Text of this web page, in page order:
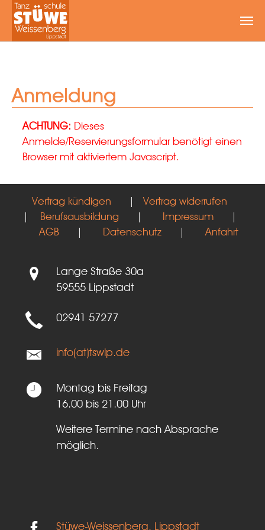
Anmeldung
ACHTUNG: Dieses
Anmelde/Reservierungsformular benötigt einen
Browser mit aktiviertem Javascript.
Vertrag kündigen |Vertrag widerrufen
| Berufsausbildung | Impressum|
AGB| Datenschutz| Anfahrt
Lange Straße 30a
59555 Lippstadt
02941 57277
info(at)tswlp.de
Montag bis Freitag
16.00 bis 21.00 Uhr
Weitere Termine nach Absprache
möglich.
Stüwe-Weissenberg, Lippstadt